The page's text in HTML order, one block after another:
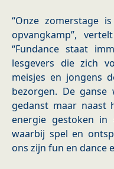
“Onze zomerstage
opvangkamp”,
“Fundance staat
lesgevers die zich
meisjes en jongens
bezorgen. De
gedanst maar naast
energie gestoken in
waarbij spel en
ons zijn fun en dance